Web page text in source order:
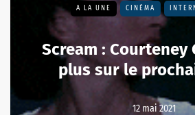
A LA UNE CINÉMA
Scream : Courteney
plus sur le
12 mai 2021